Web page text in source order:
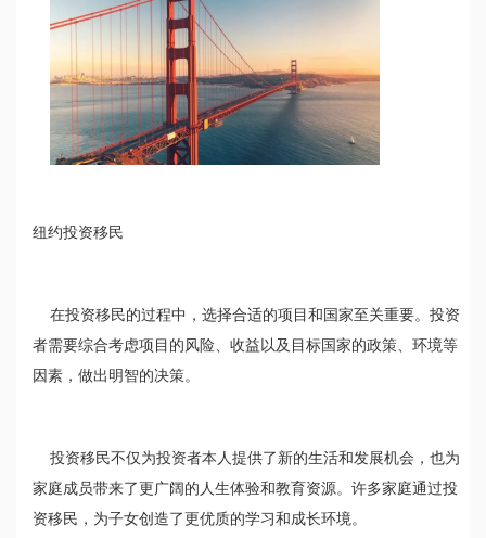
纽约投资移民
在投资移民的过程中，选择合适的项目和国家至关重要。投资
者需要综合考虑项目的风险、收益以及目标国家的政策、环境等
因素，做出明智的决策。
投资移民不仅为投资者本人提供了新的生活和发展机会，也为
家庭成员带来了更广阔的人生体验和教育资源。许多家庭通过投
资移民，为子女创造了更优质的学习和成长环境。